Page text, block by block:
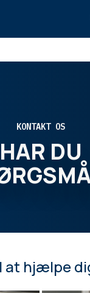
KONTAKT OS
HAR DU
at hjælpe